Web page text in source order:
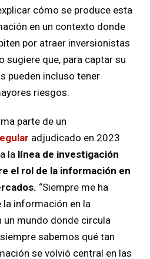
cómo se produce esta
en un contexto donde
por atraer inversionistas
sugiere que, para captar su
pueden incluso tener
riesgos.
parte de un
adjudicado en 2023
la línea de investigación
el rol de la información en
“Siempre me ha
la información en la
un mundo donde circula
sabemos qué tan
se volvió central en las